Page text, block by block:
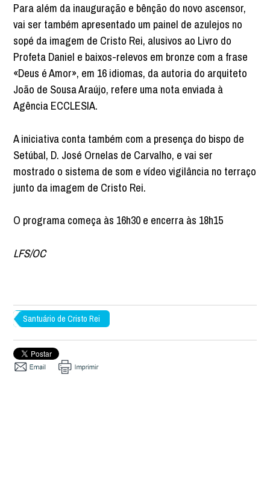
Para além da inauguração e bênção do novo ascensor,
vai ser também apresentado um painel de azulejos no
sopé da imagem de Cristo Rei, alusivos ao Livro do
Profeta Daniel e baixos-relevos em bronze com a frase
«Deus é Amor», em 16 idiomas, da autoria do arquiteto
João de Sousa Araújo, refere uma nota enviada à
Agência ECCLESIA.
A iniciativa conta também com a presença do bispo de
Setúbal, D. José Ornelas de Carvalho, e vai ser
mostrado o sistema de som e vídeo vigilância no terraço
junto da imagem de Cristo Rei.
O programa começa às 16h30 e encerra às 18h15
LFS/OC
Santuário de Cristo Rei